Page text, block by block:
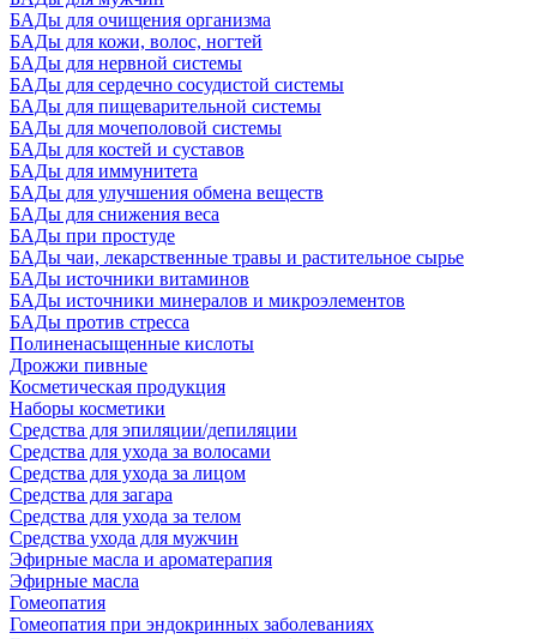
БАДы для очищения организма
БАДы для кожи, волос, ногтей
БАДы для нервной системы
БАДы для сердечно сосудистой системы
БАДы для пищеварительной системы
БАДы для мочеполовой системы
БАДы для костей и суставов
БАДы для иммунитета
БАДы для улучшения обмена веществ
БАДы для снижения веса
БАДы при простуде
БАДы чаи, лекарственные травы и растительное сырье
БАДы источники витаминов
БАДы источники минералов и микроэлементов
БАДы против стресса
Полиненасыщенные кислоты
Дрожжи пивные
Косметическая продукция
Наборы косметики
Средства для эпиляции/депиляции
Средства для ухода за волосами
Средства для ухода за лицом
Средства для загара
Средства для ухода за телом
Средства ухода для мужчин
Эфирные масла и ароматерапия
Эфирные масла
Гомеопатия
Гомеопатия при эндокринных заболеваниях